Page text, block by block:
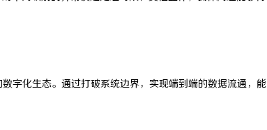
化生态。通过打破系统边界，实现端到端的数据流通，能